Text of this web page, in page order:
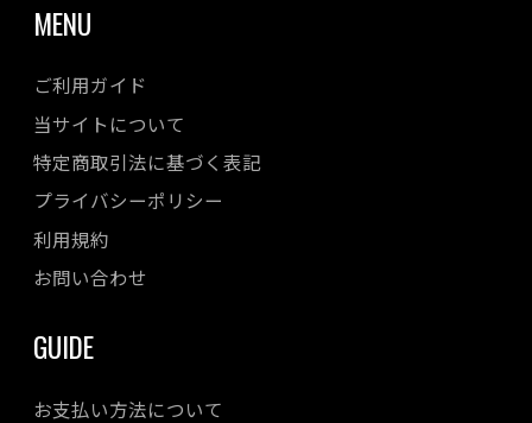
MENU
ご利用ガイド
当サイトについて
特定商取引法に基づく表記
プライバシーポリシー
利用規約
お問い合わせ
GUIDE
お支払い方法について